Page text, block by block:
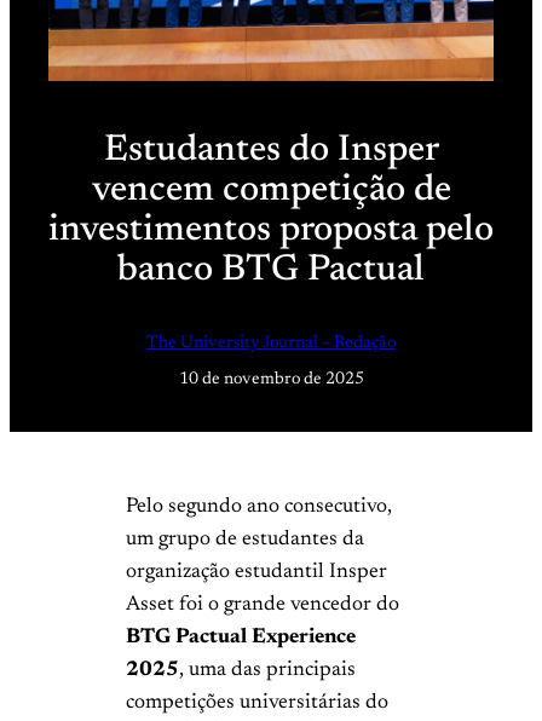
Estudantes do Insper
vencem competição de
investimentos proposta pelo
banco BTG Pactual
The University Journal – Redação
10 de novembro de 2025
Pelo segundo ano consecutivo,
um grupo de estudantes da
organização estudantil Insper
Asset foi o grande vencedor do
BTG Pactual Experience
2025, uma das principais
competições universitárias do